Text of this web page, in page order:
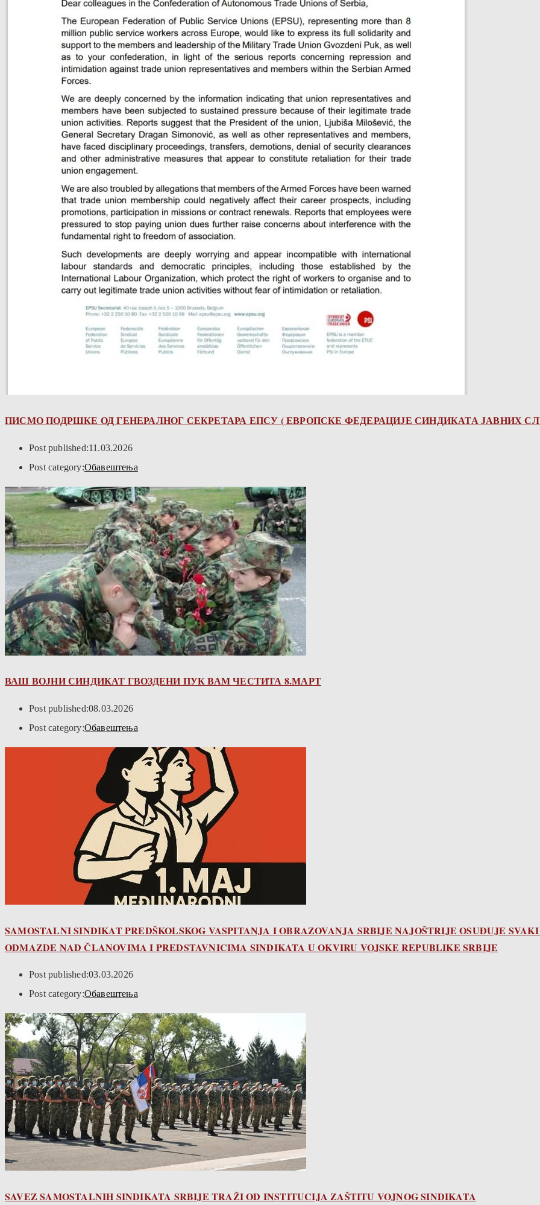
ПИСМО ПОДРШКЕ ОД ГЕНЕРАЛНОГ СЕКРЕТАРА ЕПСУ ( ЕВРОПСКЕ ФЕДЕРАЦИЈЕ СИНДИКАТА ЈАВНИХ
Post published:11.03.2026
Post category:Обавештења
ВАШ ВОЈНИ СИНДИКАТ ГВОЗДЕНИ ПУК ВАМ ЧЕСТИТА 8.МАРТ
Post published:08.03.2026
Post category:Обавештења
SAMOSTALNI SINDIKAT PREDŠKOLSKOG VASPITANJA I OBRAZOVANJA SRBIJE NAJOŠTRIJE OSUĐUJE
ODMAZDE NAD ČLANOVIMA I PREDSTAVNICIMA SINDIKATA U OKVIRU VOJSKE REPUBLIKE SRBIJE
Post published:03.03.2026
Post category:Обавештења
SAVEZ SAMOSTALNIH SINDIKATA SRBIJE TRAŽI OD INSTITUCIJA ZAŠTITU VOJNOG SINDIKATA